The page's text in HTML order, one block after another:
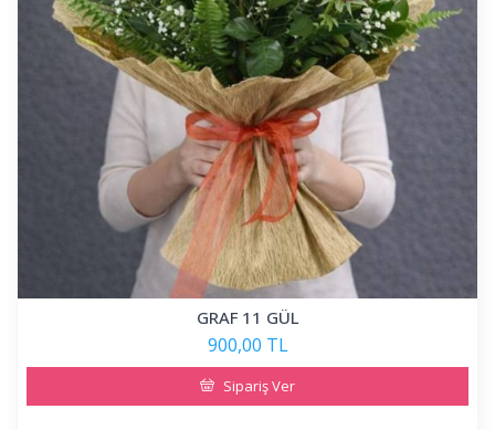
GRAF 11 GÜL
900,00 TL
Sipariş Ver